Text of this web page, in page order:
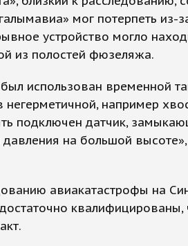
мог потерпеть из-
устройство могло
из полостей фюзеляжа.
использован временной
негерметичной, например
подключен датчик,
на большой высоте»,
авиакатастрофы на
квалифицированы,